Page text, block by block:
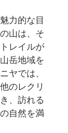
力的な目
山は、そ
レイルが
岳地域を
ヤでは、
のレクリ
、訪れる
自然を満